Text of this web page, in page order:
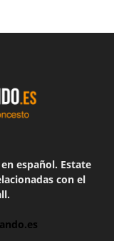
español. Estate
con el